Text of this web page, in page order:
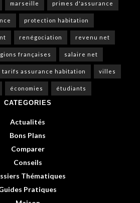
marseille primes d'assurance
protection habitation
renégociation revenu net
françaises salaire net
tarifs assurance habitation villes
économies étudiants
CATEGORIES
Actualités
Bons Plans
Comparer
Conseils
Thématiques
Pratiques